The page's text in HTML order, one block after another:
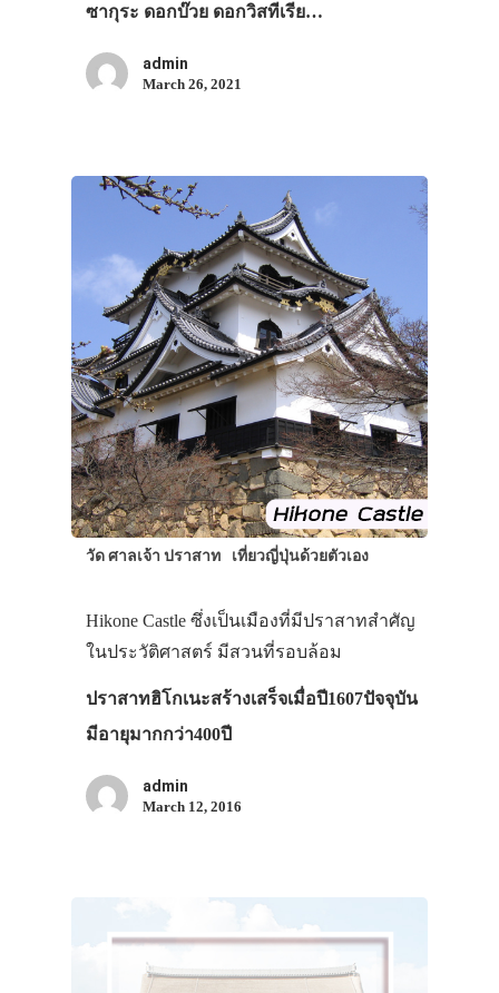
ซากุระ ดอกบ๊วย ดอกวิสทีเรีย…
admin
March 26, 2021
วัด ศาลเจ้า ปราสาท เที่ยวญี่ปุ่นด้วยตัวเอง
Hikone Castle ซึ่งเป็นเมืองที่มีปราสาทสำศัญ
ในประวัติศาสตร์ มีสวนที่รอบล้อม
ปราสาทฮิโกเนะสร้างเสร็จเมื่อปี1607ปัจจุบัน
มีอายุมากกว่า400ปี
admin
March 12, 2016
ประเทศญี่ปุ่น